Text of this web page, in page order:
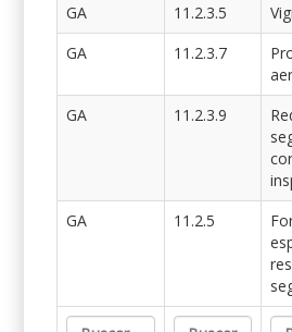
GA
11.2.3.5
GA
11.2.3.7
GA
11.2.3.9
GA
11.2.5